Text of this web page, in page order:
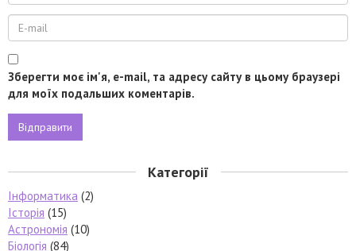
Зберегти моє ім'я, e-mail, та адресу сайту в цьому браузері
для моїх подальших коментарів.
Категорії
Інформатика (2)
Історія (15)
Астрономія (10)
Біологія (84)